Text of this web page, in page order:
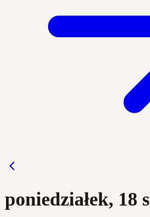
poniedziałek, 18